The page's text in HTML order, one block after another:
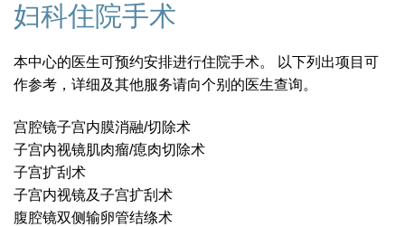
妇科住院手术
本中心的医生可预约安排进行住院手术。 以下列出项目可
作参考，详细及其他服务请向个别的医生查询。
宫腔镜子宫内膜消融/切除术
子宫内视镜肌肉瘤/瘜肉切除术
子宫扩刮术
子宫内视镜及子宫扩刮术
腹腔镜双侧输卵管结绦术